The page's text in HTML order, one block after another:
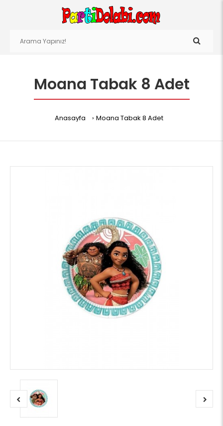
Moana Tabak 8 Adet
Anasayfa Moana Tabak 8 Adet